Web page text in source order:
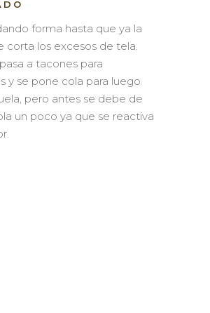
forma hasta que ya la
corta los excesos de tela.
a tacones para
y se pone cola para luego
pero antes se debe de
un poco ya que se reactiva